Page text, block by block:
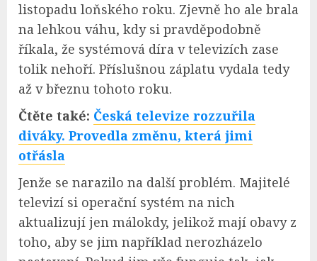
listopadu loňského roku. Zjevně ho ale brala
na lehkou váhu, kdy si pravděpodobně
říkala, že systémová díra v televizích zase
tolik nehoří. Příslušnou záplatu vydala tedy
až v březnu tohoto roku.
Čtěte také: Česká televize rozzuřila
diváky. Provedla změnu, která jimi
otřásla
Jenže se narazilo na další problém. Majitelé
televizí si operační systém na nich
aktualizují jen málokdy, jelikož mají obavy z
toho, aby se jim například nerozházelo